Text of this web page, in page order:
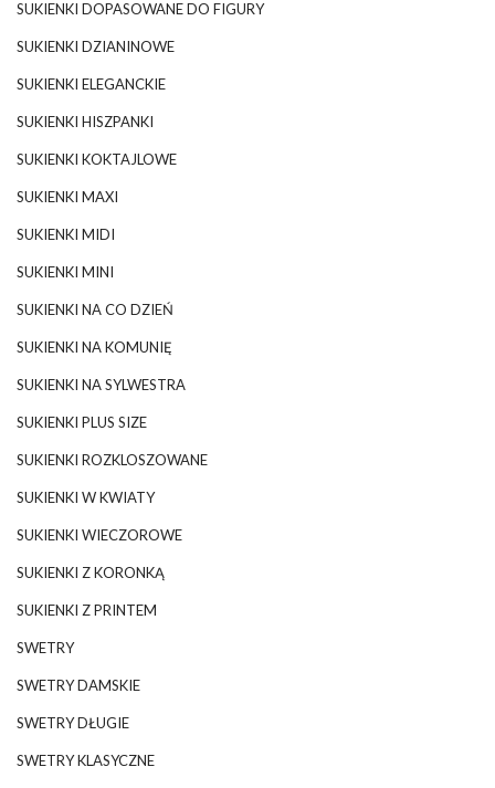
SUKIENKI DOPASOWANE DO FIGURY
SUKIENKI DZIANINOWE
SUKIENKI ELEGANCKIE
SUKIENKI HISZPANKI
SUKIENKI KOKTAJLOWE
SUKIENKI MAXI
SUKIENKI MIDI
SUKIENKI MINI
SUKIENKI NA CO DZIEŃ
SUKIENKI NA KOMUNIĘ
SUKIENKI NA SYLWESTRA
SUKIENKI PLUS SIZE
SUKIENKI ROZKLOSZOWANE
SUKIENKI W KWIATY
SUKIENKI WIECZOROWE
SUKIENKI Z KORONKĄ
SUKIENKI Z PRINTEM
SWETRY
SWETRY DAMSKIE
SWETRY DŁUGIE
SWETRY KLASYCZNE